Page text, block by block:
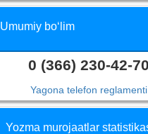
Umumiy bo‘lim
0 (366) 230-42-70
Yagona telefon reglamenti
Yozma murojaatlar